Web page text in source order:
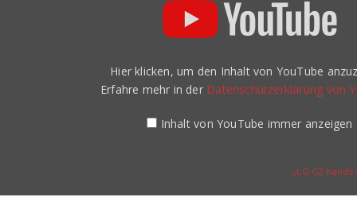
Hier klicken, um den Inhalt von YouTube
Erfahre mehr in der Datenschutzerklärung von
Inhalt von YouTube immer anzeigen
„LG G2